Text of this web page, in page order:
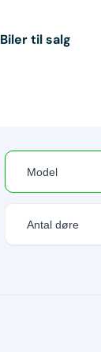
Biler til salg